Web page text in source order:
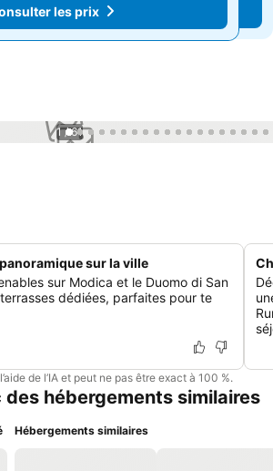
Consulter les prix
les prix
1 / 61
sur la ville
sur Modica et le Duomo di San
dédiées, parfaites pour te
de l’IA et peut ne pas être exact à 100 %.
des hébergements similaires
Hébergements similaires